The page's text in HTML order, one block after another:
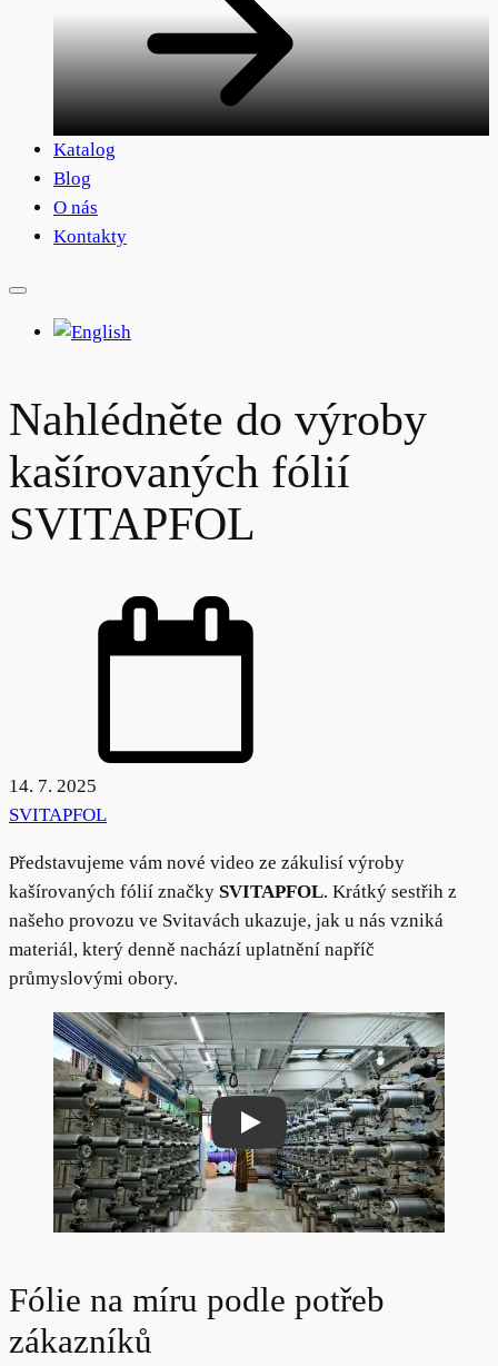
Katalog
Blog
O nás
Kontakty
Nahlédněte do výroby
kašírovaných fólií
SVITAPFOL
14. 7. 2025
SVITAPFOL
Představujeme vám nové video ze zákulisí výroby
kašírovaných fólií značky SVITAPFOL. Krátký sestřih z
našeho provozu ve Svitavách ukazuje, jak u nás vzniká
materiál, který denně nachází uplatnění napříč
průmyslovými obory.
Play
Fólie na míru podle potřeb
zákazníků